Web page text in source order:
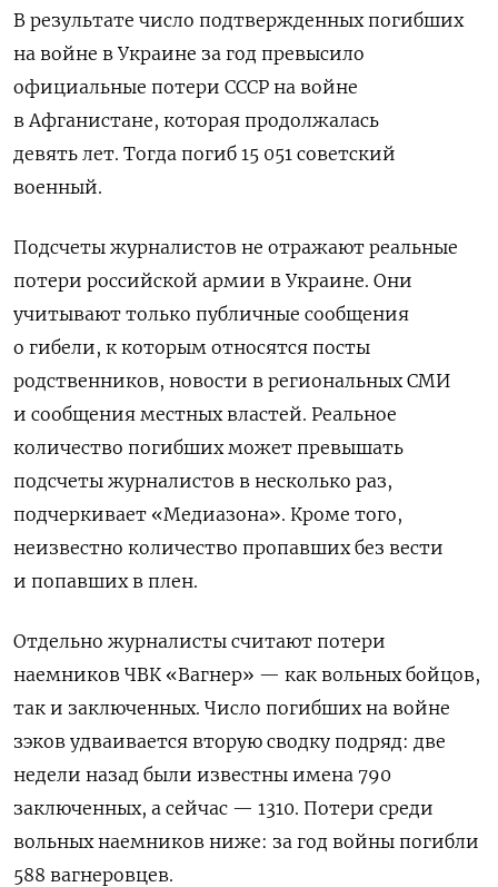
В результате число подтвержденных погибших
на войне в Украине за год превысило
официальные потери СССР на войне
в Афганистане, которая продолжалась
девять лет. Тогда погиб 15 051 советский
военный.
Подсчеты журналистов не отражают реальные
потери российской армии в Украине. Они
учитывают только публичные сообщения
о гибели, к которым относятся посты
родственников, новости в региональных СМИ
и сообщения местных властей. Реальное
количество погибших может превышать
подсчеты журналистов в несколько раз,
подчеркивает «Медиазона». Кроме того,
неизвестно количество пропавших без вести
и попавших в плен.
Отдельно журналисты считают потери
наемников ЧВК «Вагнер» — как вольных бойцов,
так и заключенных. Число погибших на войне
зэков удваивается вторую сводку подряд: две
недели назад были известны имена 790
заключенных, а сейчас — 1310. Потери среди
вольных наемников ниже: за год войны погибли
588 вагнеровцев.